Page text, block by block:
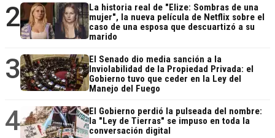
2
La historia real de "Elize: Sombras de una
mujer", la nueva película de Netflix sobre el
caso de una esposa que descuartizó a su
marido
3
El Senado dio media sanción a la
Inviolabilidad de la Propiedad Privada: el
Gobierno tuvo que ceder en la Ley del
Manejo del Fuego
4
El Gobierno perdió la pulseada del nombre:
la "Ley de Tierras" se impuso en toda la
conversación digital